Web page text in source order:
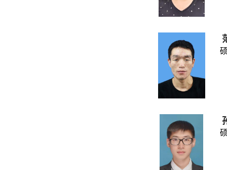
硕
硕